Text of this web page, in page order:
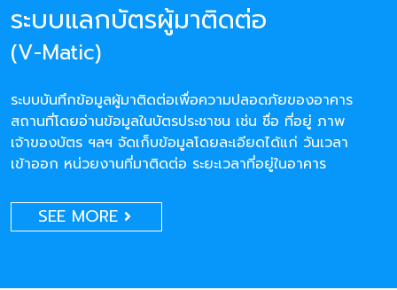
ระบบแลกบัตรผู้มาติดต่อ
(V-Matic)
ระบบบันทึกข้อมูลผู้มาติดต่อเพื่อความปลอดภัยของอาคาร
สถานที่โดยอ่านข้อมูลในบัตรประชาชน เช่น ชื่อ ที่อยู่ ภาพ
เจ้าของบัตร ฯลฯ จัดเก็บข้อมูลโดยละเอียดได้แก่ วันเวลา
เข้าออก หน่วยงานที่มาติดต่อ ระยะเวลาที่อยู่ในอาคาร
SEE MORE